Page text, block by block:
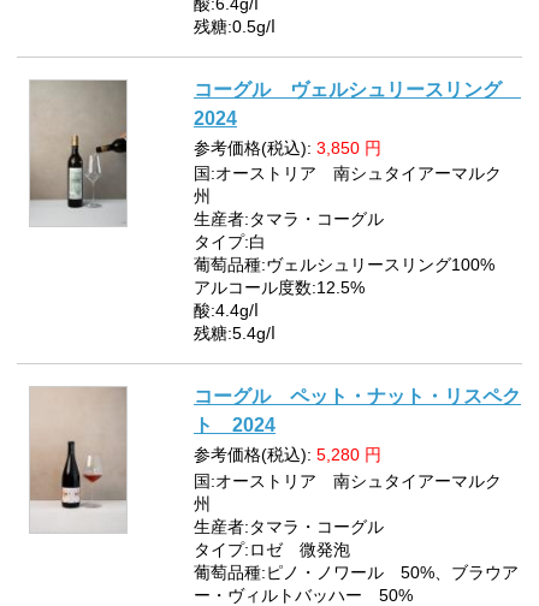
残糖:0.5g/ⅼ
コーグル ヴェルシュリースリング
2024
参考価格(税込): 3,850 円
国:オーストリア 南シュタイアーマルク
州
生産者:タマラ・コーグル
タイプ:白
葡萄品種:ヴェルシュリースリング100%
アルコール度数:12.5%
酸:4.4g/ⅼ
残糖:5.4g/ⅼ
コーグル ペット・ナット・リスペク
ト 2024
参考価格(税込): 5,280 円
国:オーストリア 南シュタイアーマルク
州
生産者:タマラ・コーグル
タイプ:ロゼ 微発泡
葡萄品種:ピノ・ノワール 50%、ブラウア
ー・ヴィルトバッハー 50%